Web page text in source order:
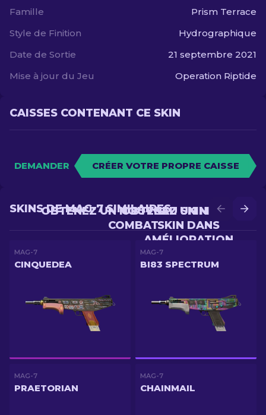
Famille
Prism Terrace
Style de Finition
Hydrographique
Date de Sortie
21 septembre 2021
Mise à jour du Jeu
Operation Riptide
CAISSES CONTENANT CE SKIN
DEMANDER CRÉER VOTRE PROPRE CAISSE
OBTENEZ UN MEILLEUR
SKIN DANS
AMÉLIORATION
OBTENEZ UN NOUVEAU SKIN EN
COMBAT
SKINS DE MAG-7 SIMILAIRES
MAG-7
CINQUEDEA
MAG-7
BI83 SPECTRUM
MAG-7
PRAETORIAN
MAG-7
CHAINMAIL